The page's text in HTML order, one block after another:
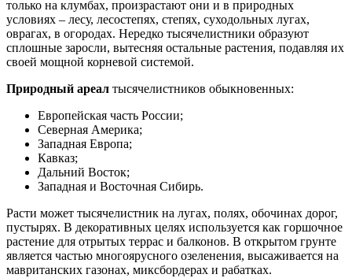
только на клумбах, произрастают они и в природных
условиях – лесу, лесостепях, степях, суходольных лугах,
оврагах, в огородах. Нередко тысячелистники образуют
сплошные заросли, вытесняя остальные растения, подавляя их
своей мощной корневой системой.
Природный ареал тысячелистников обыкновенных:
Европейская часть России;
Северная Америка;
Западная Европа;
Кавказ;
Дальний Восток;
Западная и Восточная Сибирь.
Расти может тысячелистник на лугах, полях, обочинах дорог,
пустырях. В декоративных целях используется как горшочное
растение для отрытых террас и балконов. В открытом грунте
является частью многоярусного озеленения, высаживается на
мавританских газонах, миксбордерах и рабатках.